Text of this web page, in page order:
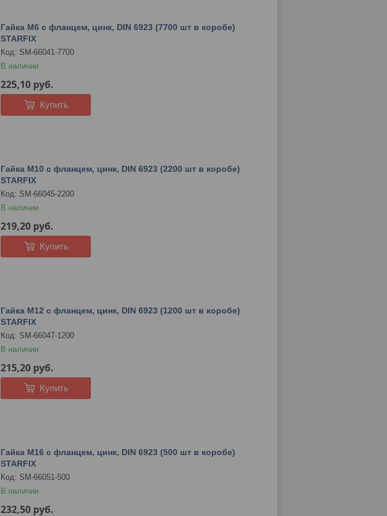
Гайка М6 с фланцем, цинк, DIN 6923 (7700 шт в коробе)
STARFIX
SM-66041-7700
В наличии
225,10 руб.
Купить
Гайка М10 с фланцем, цинк, DIN 6923 (2200 шт в коробе)
STARFIX
SM-66045-2200
В наличии
219,20 руб.
Купить
Гайка М12 с фланцем, цинк, DIN 6923 (1200 шт в коробе)
STARFIX
SM-66047-1200
В наличии
215,20 руб.
Купить
Гайка М16 с фланцем, цинк, DIN 6923 (500 шт в коробе)
STARFIX
SM-66051-500
В наличии
232,50 руб.